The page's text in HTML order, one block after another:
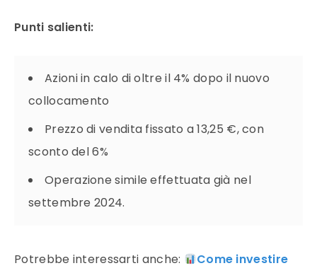
Punti salienti:
Azioni in calo di oltre il 4% dopo il nuovo
collocamento
Prezzo di vendita fissato a 13,25 €, con
sconto del 6%
Operazione simile effettuata già nel
settembre 2024.
Potrebbe interessarti anche:
Come investire